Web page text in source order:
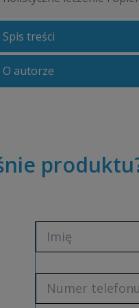
Spis treści
O autorze